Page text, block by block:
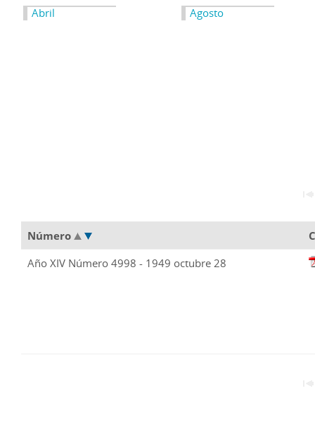
Abril
Agosto
Número
Año XIV Número 4998 - 1949 octubre 28